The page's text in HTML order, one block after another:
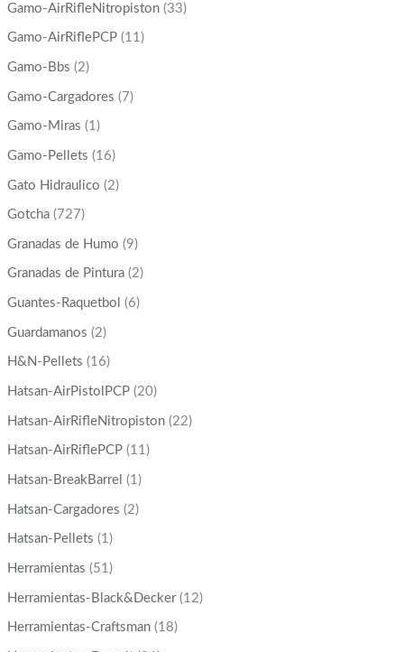
Gamo-AirRifleNitropiston (33)
Gamo-AirRiflePCP (11)
Gamo-Bbs (2)
Gamo-Cargadores (7)
Gamo-Miras (1)
Gamo-Pellets (16)
Gato Hidraulico (2)
Gotcha (727)
Granadas de Humo (9)
Granadas de Pintura (2)
Guantes-Raquetbol (6)
Guardamanos (2)
H&N-Pellets (16)
Hatsan-AirPistolPCP (20)
Hatsan-AirRifleNitropiston (22)
Hatsan-AirRiflePCP (11)
Hatsan-BreakBarrel (1)
Hatsan-Cargadores (2)
Hatsan-Pellets (1)
Herramientas (51)
Herramientas-Black&Decker (12)
Herramientas-Craftsman (18)